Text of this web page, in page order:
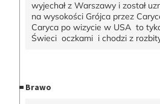
wyjechał z Warszawy i został
na wysokości Grójca przez
Caryca po wizycie w USA to
Świeci oczkami i chodzi z
Brawo